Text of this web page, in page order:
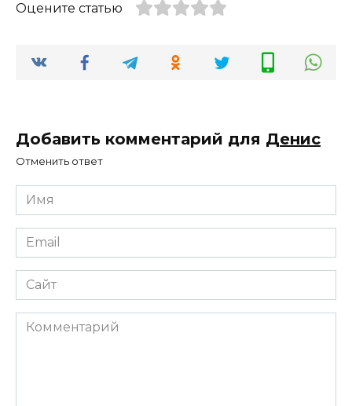
Оцените статью
Добавить комментарий для Денис
Отменить ответ
Имя
*
Email
*
Сайт
Комментарий